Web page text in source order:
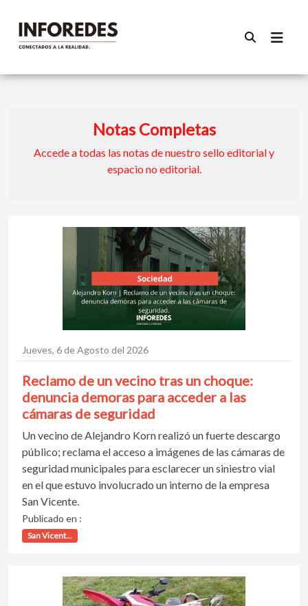
Notas Completas
Accede a todas las notas de nuestro sello editorial y
espacio no editorial.
Jueves, 6 de Agosto del 2026
Reclamo de un vecino tras un choque:
denuncia demoras para acceder a las
cámaras de seguridad
Un vecino de Alejandro Korn realizó un fuerte descargo
público; reclama el acceso a imágenes de las cámaras de
seguridad municipales para esclarecer un siniestro vial
en el que estuvo involucrado un interno de la empresa
San Vicente.
Publicado en :
San Vicent...